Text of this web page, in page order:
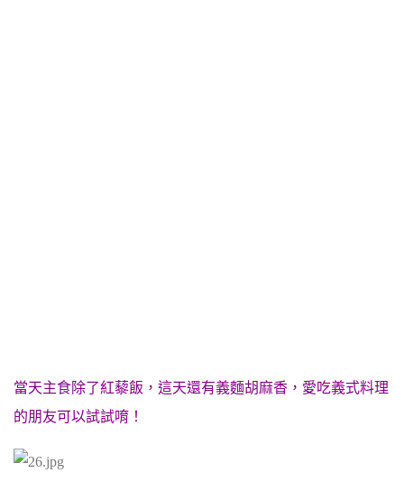
當天主食除了紅藜飯，這天還有義麵胡麻香，愛吃義式料理
的朋友可以試試唷！